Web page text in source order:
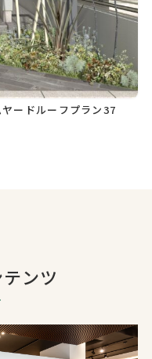
ードルーフプラン37
ンツ